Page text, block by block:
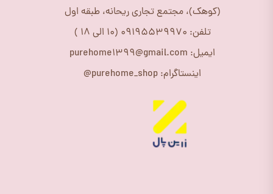
(کوهک)، مجتمع تجاری ریحانه، طبقه اول
تلفن: 09195539970 (10 الی 18 )
ایمیل: purehome1399@gmail.com
اینستاگرام: purehome_shop@